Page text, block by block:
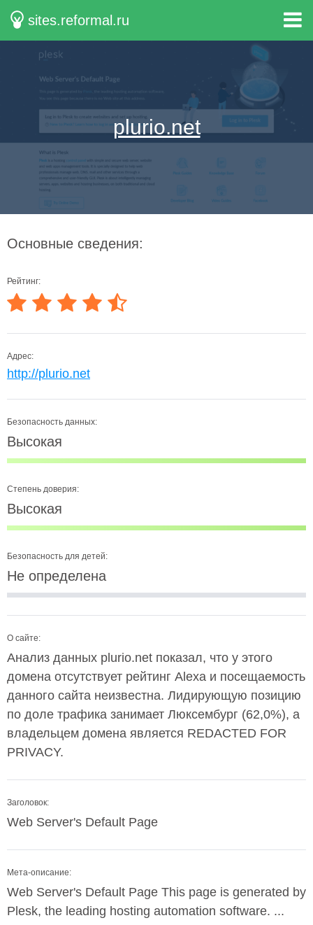
sites.reformal.ru
plurio.net
Основные сведения:
Рейтинг:
Адрес:
http://plurio.net
Безопасность данных:
Высокая
Степень доверия:
Высокая
Безопасность для детей:
Не определена
О сайте:
Анализ данных plurio.net показал, что у этого
домена отсутствует рейтинг Alexa и посещаемость
данного сайта неизвестна. Лидирующую позицию
по доле трафика занимает Люксембург (62,0%), а
владельцем домена является REDACTED FOR
PRIVACY.
Заголовок:
Web Server's Default Page
Мета-описание:
Web Server's Default Page This page is generated by
Plesk, the leading hosting automation software. ...